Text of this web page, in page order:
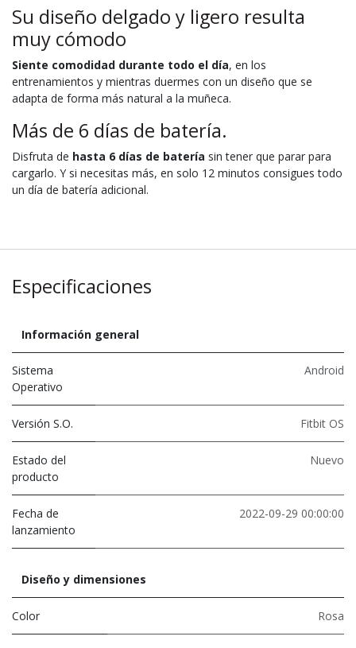
Su diseño delgado y ligero resulta
muy cómodo
Siente comodidad durante todo el día, en los
entrenamientos y mientras duermes con un diseño que se
adapta de forma más natural a la muñeca.
Más de 6 días de batería.
Disfruta de hasta 6 días de batería sin tener que parar para
cargarlo. Y si necesitas más, en solo 12 minutos consigues todo
un día de batería adicional.
Especificaciones
Información general
Sistema
Operativo
Android
Versión S.O. Fitbit OS
Estado del
producto
Nuevo
Fecha de
lanzamiento
2022-09-29 00:00:00
Diseño y dimensiones
Color Rosa